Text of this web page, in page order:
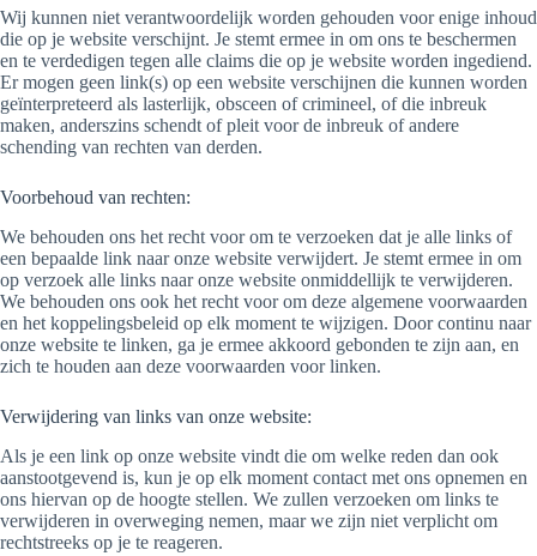
Wij kunnen niet verantwoordelijk worden gehouden voor enige inhoud
die op je website verschijnt. Je stemt ermee in om ons te beschermen
en te verdedigen tegen alle claims die op je website worden ingediend.
Er mogen geen link(s) op een website verschijnen die kunnen worden
geïnterpreteerd als lasterlijk, obsceen of crimineel, of die inbreuk
maken, anderszins schendt of pleit voor de inbreuk of andere
schending van rechten van derden.
Voorbehoud van rechten:
We behouden ons het recht voor om te verzoeken dat je alle links of
een bepaalde link naar onze website verwijdert. Je stemt ermee in om
op verzoek alle links naar onze website onmiddellijk te verwijderen.
We behouden ons ook het recht voor om deze algemene voorwaarden
en het koppelingsbeleid op elk moment te wijzigen. Door continu naar
onze website te linken, ga je ermee akkoord gebonden te zijn aan, en
zich te houden aan deze voorwaarden voor linken.
Verwijdering van links van onze website:
Als je een link op onze website vindt die om welke reden dan ook
aanstootgevend is, kun je op elk moment contact met ons opnemen en
ons hiervan op de hoogte stellen. We zullen verzoeken om links te
verwijderen in overweging nemen, maar we zijn niet verplicht om
rechtstreeks op je te reageren.